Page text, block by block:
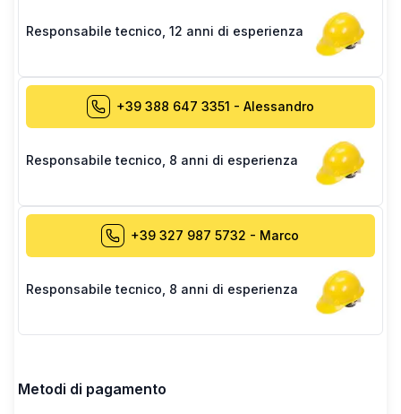
Responsabile tecnico 12 anni di esperienza
+39 388 647 3351 - Alessandro
Responsabile tecnico 8 anni di esperienza
+39 327 987 5732 - Marco
Responsabile tecnico 8 anni di esperienza
Metodi di pagamento